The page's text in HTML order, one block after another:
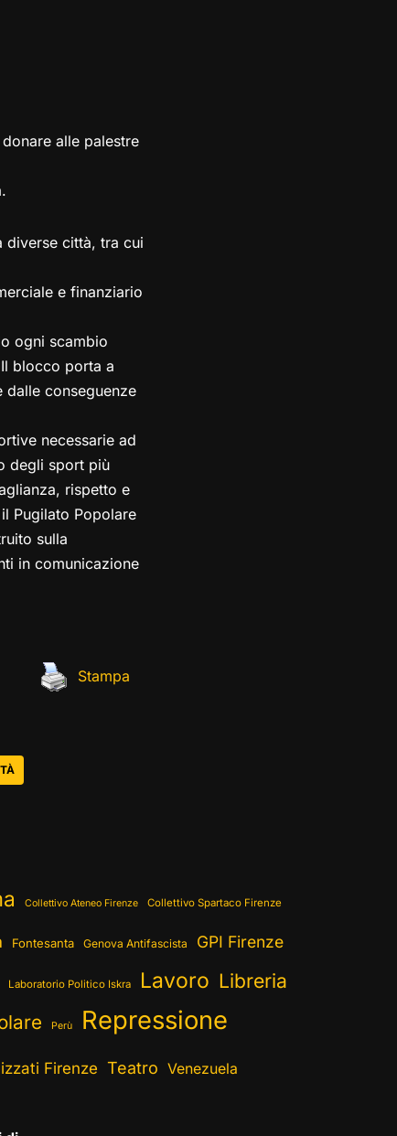
alle palestre
diverse città, tra cui
e finanziario
ogni scambio
blocco porta a
conseguenze
necessarie ad
degli sport più
rispetto e
Pugilato Popolare
sulla
in comunicazione
Stampa
Collettivo Ateneo Firenze Collettivo Spartaco Firenze
Fontesanta Genova Antifascista GPI Firenze
Laboratorio Politico Iskra Lavoro Libreria
Perù Repressione
Firenze Teatro Venezuela